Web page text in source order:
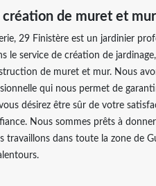
création de muret et mur
29 Finistère est un jardinier
le service de création de
de muret et mur. Nous
qui nous permet de
désirez être sûr de votre
Nous sommes prêts à
travaillons dans toute la zone de